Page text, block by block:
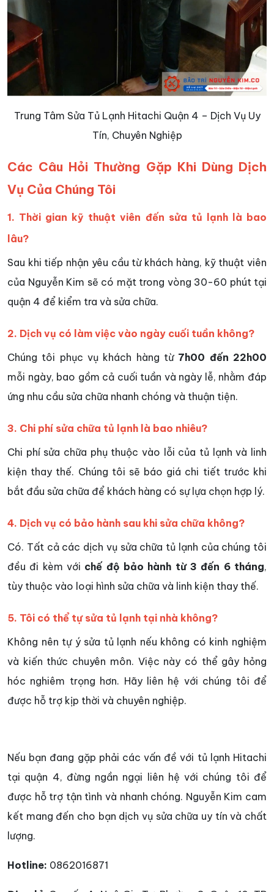
Trung Tâm Sửa Tủ Lạnh Hitachi Quận 4 – Dịch Vụ Uy
Tín, Chuyên Nghiệp
Các Câu Hỏi Thường Gặp Khi Dùng Dịch
Vụ Của Chúng Tôi
1. Thời gian kỹ thuật viên đến sửa tủ lạnh là bao
lâu?
Sau khi tiếp nhận yêu cầu từ khách hàng, kỹ thuật viên
của Nguyễn Kim sẽ có mặt trong vòng 30-60 phút tại
quận 4 để kiểm tra và sửa chữa.
2. Dịch vụ có làm việc vào ngày cuối tuần không?
Chúng tôi phục vụ khách hàng từ 7h00 đến 22h00
mỗi ngày, bao gồm cả cuối tuần và ngày lễ, nhằm đáp
ứng nhu cầu sửa chữa nhanh chóng và thuận tiện.
3. Chi phí sửa chữa tủ lạnh là bao nhiêu?
Chi phí sửa chữa phụ thuộc vào lỗi của tủ lạnh và linh
kiện thay thế. Chúng tôi sẽ báo giá chi tiết trước khi
bắt đầu sửa chữa để khách hàng có sự lựa chọn hợp lý.
4. Dịch vụ có bảo hành sau khi sửa chữa không?
Có. Tất cả các dịch vụ sửa chữa tủ lạnh của chúng tôi
đều đi kèm với chế độ bảo hành từ 3 đến 6 tháng,
tùy thuộc vào loại hình sửa chữa và linh kiện thay thế.
5. Tôi có thể tự sửa tủ lạnh tại nhà không?
Không nên tự ý sửa tủ lạnh nếu không có kinh nghiệm
và kiến thức chuyên môn. Việc này có thể gây hỏng
hóc nghiêm trọng hơn. Hãy liên hệ với chúng tôi để
được hỗ trợ kịp thời và chuyên nghiệp.
Nếu bạn đang gặp phải các vấn đề với tủ lạnh Hitachi
tại quận 4, đừng ngần ngại liên hệ với chúng tôi để
được hỗ trợ tận tình và nhanh chóng. Nguyễn Kim cam
kết mang đến cho bạn dịch vụ sửa chữa uy tín và chất
lượng.
Hotline: 0862016871